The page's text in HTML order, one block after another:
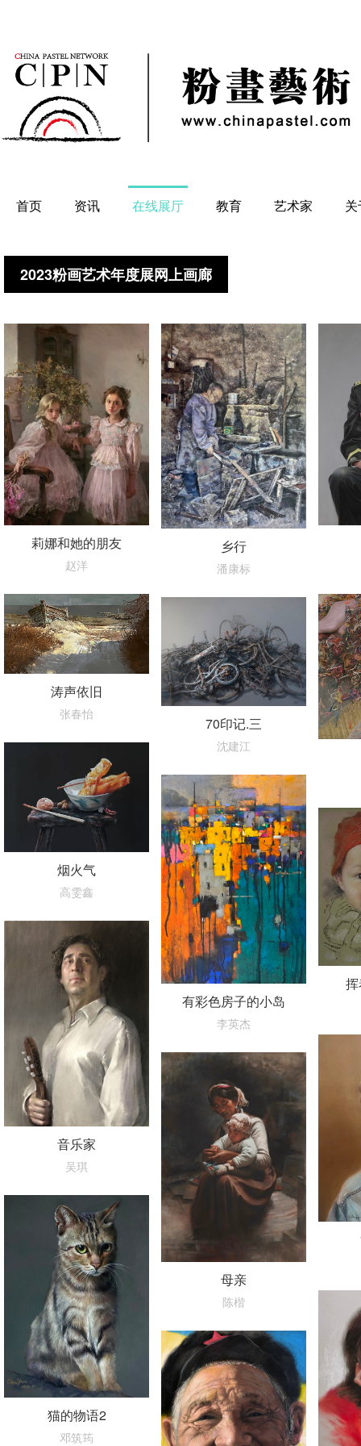
首页 资讯 在线展厅 教育 艺术家
2023粉画艺术年度展网上画廊
莉娜和她的朋友
赵洋
乡行
潘康标
涛声依旧
张春怡
70印记.三
沈建江
烟火气
高雯鑫
有彩色房子的小岛
李英杰
音乐家
吴琪
母亲
陈楷
猫的物语2
邓筑筠